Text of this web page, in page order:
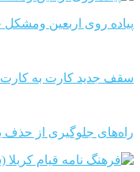
پیاده روی اربعین ومشکل
سقف جدید کارت به کارت
راه‌های جلوگیری از حذف